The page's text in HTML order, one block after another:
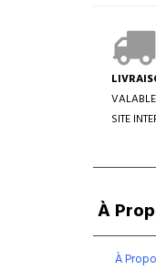
SITE
À
À